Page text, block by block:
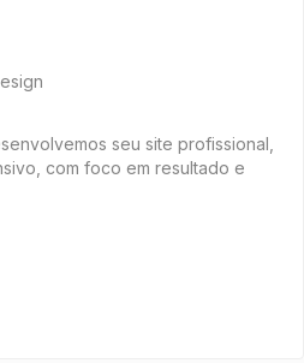
seu site profissional,
com foco em resultado e